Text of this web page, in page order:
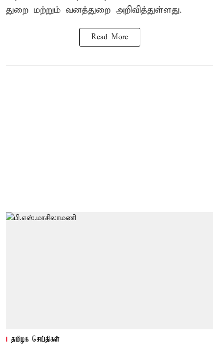
துறை மற்றும் வனத்துறை அறிவித்துள்ளது.
Read More
தமிழக செய்திகள்